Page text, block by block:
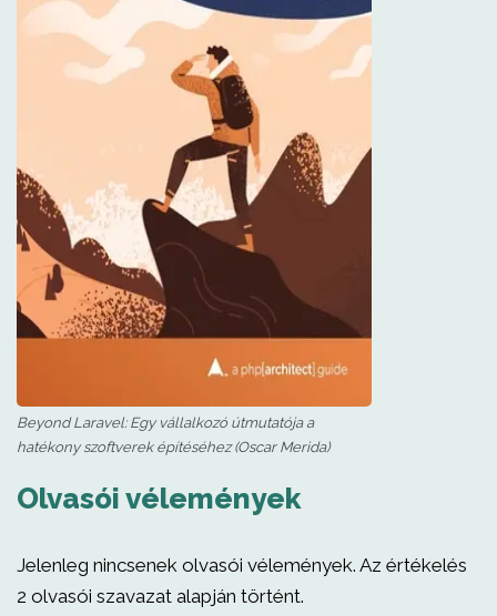
Beyond Laravel: Egy vállalkozó útmutatója a
hatékony szoftverek építéséhez (Oscar Merida)
Olvasói vélemények
Jelenleg nincsenek olvasói vélemények. Az értékelés
2 olvasói szavazat alapján történt.